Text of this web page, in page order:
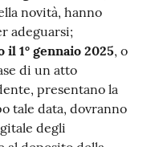
novità, hanno
adeguarsi;
1° gennaio 2025, o
di un atto
presentano la
tale data, dovranno
degli